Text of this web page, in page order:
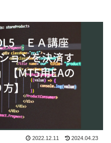
2022.12.11 2024.04.23